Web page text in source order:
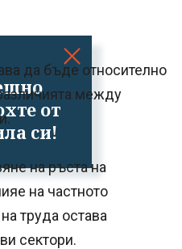
от
си!
да бъде относително
между
на ръста на
на частното
труда остава
сектори.